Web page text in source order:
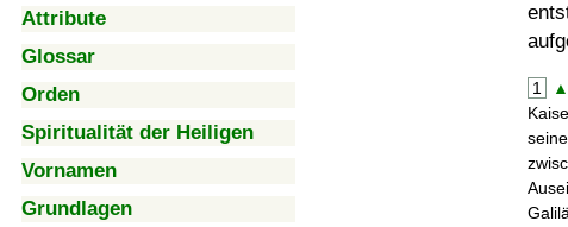
Attribute
Glossar
Orden
Spiritualität der Heiligen
Vornamen
Grundlagen
1 ▲